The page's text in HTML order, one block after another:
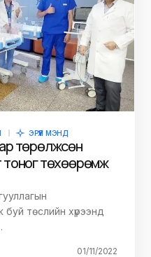
ЭРҮҮЛ МЭНД
төрөлжсөн
тоног төхөөрөмж
буй төслийн хүрээнд
01/11/2022